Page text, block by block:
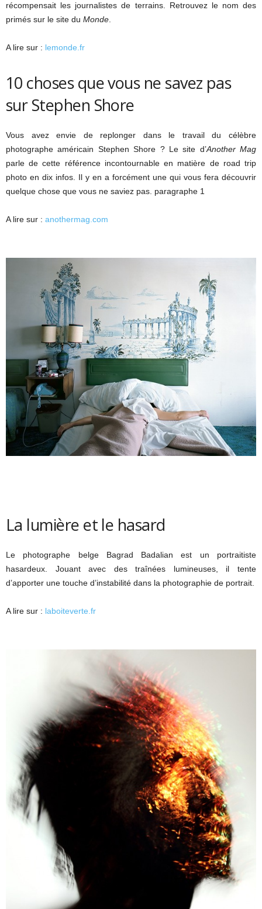
récompensait les journalistes de terrains. Retrouvez le nom des
primés sur le site du Monde.
A lire sur : lemonde.fr
10 choses que vous ne savez pas
sur Stephen Shore
Vous avez envie de replonger dans le travail du célèbre
photographe américain Stephen Shore ? Le site d’Another Mag
parle de cette référence incontournable en matière de road trip
photo en dix infos. Il y en a forcément une qui vous fera découvrir
quelque chose que vous ne saviez pas. paragraphe 1
A lire sur : anothermag.com
La lumière et le hasard
Le photographe belge Bagrad Badalian est un portraitiste
hasardeux. Jouant avec des traînées lumineuses, il tente
d’apporter une touche d’instabilité dans la photographie de portrait.
A lire sur : laboiteverte.fr